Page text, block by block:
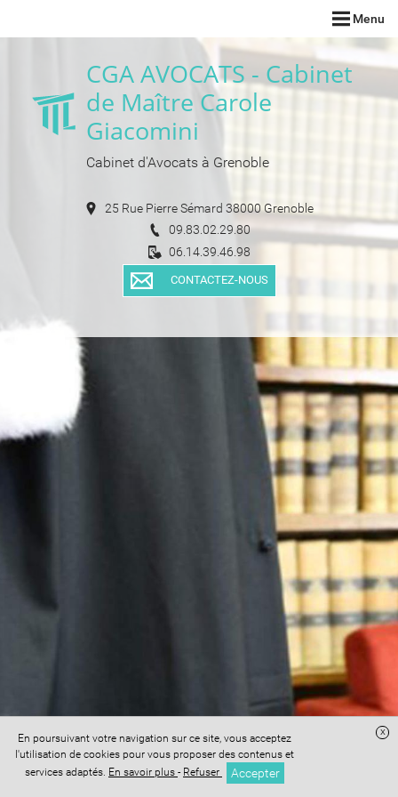
Menu
CGA AVOCATS - Cabinet
de Maître Carole
Giacomini
Cabinet d'Avocats à Grenoble
25 Rue Pierre Sémard 38000 Grenoble
09.83.02.29.80
06.14.39.46.98
CONTACTEZ-NOUS
Site réalisé avecDigital Avocat
Accès administration
Confidentialité
Conditions Générales de Vente
Mentions légales
En poursuivant votre navigation sur ce site, vous acceptez
l'utilisation de cookies pour vous proposer des contenus et
services adaptés. En savoir plus - Refuser Accepter
x